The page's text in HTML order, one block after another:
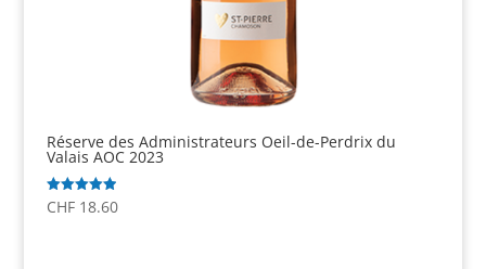
Réserve des Administrateurs Oeil-de-Perdrix du
Valais AOC 2023
Note
5.00
CHF18.60